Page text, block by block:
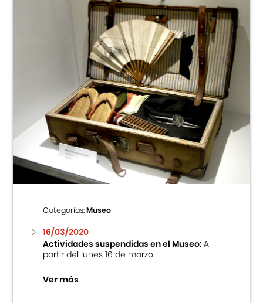
Categorías:Museo
16/03/2020
Actividades suspendidas en el Museo:A
partir del lunes 16 de marzo
Ver más